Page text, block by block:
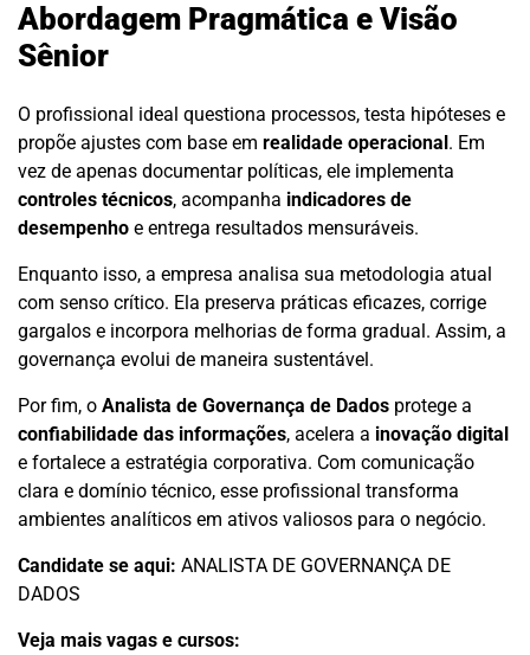
Abordagem Pragmática e Visão
Sênior
O profissional ideal questiona processos, testa hipóteses e
propõe ajustes com base em realidade operacional. Em
vez de apenas documentar políticas, ele implementa
controles técnicos, acompanha indicadores de
desempenho e entrega resultados mensuráveis.
Enquanto isso, a empresa analisa sua metodologia atual
com senso crítico. Ela preserva práticas eficazes, corrige
gargalos e incorpora melhorias de forma gradual. Assim, a
governança evolui de maneira sustentável.
Por fim, o Analista de Governança de Dados protege a
confiabilidade das informações, acelera a inovação digital
e fortalece a estratégia corporativa. Com comunicação
clara e domínio técnico, esse profissional transforma
ambientes analíticos em ativos valiosos para o negócio.
Candidate se aqui: ANALISTA DE GOVERNANÇA DE
DADOS
Veja mais vagas e cursos: